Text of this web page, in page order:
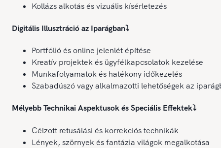
Kollázs alkotás és vizuális kísérletezés
Digitális Illusztráció az Iparágban⤵️
Portfólió és online jelenlét építése
Kreatív projektek és ügyfélkapcsolatok kezelése
Munkafolyamatok és hatékony időkezelés
Szabadúszó vagy alkalmazotti lehetőségek az
Mélyebb Technikai Aspektusok és Speciális Effektek⤵️
Célzott retusálási és korrekciós technikák
Lények, szörnyek és fantázia világok megalkotása